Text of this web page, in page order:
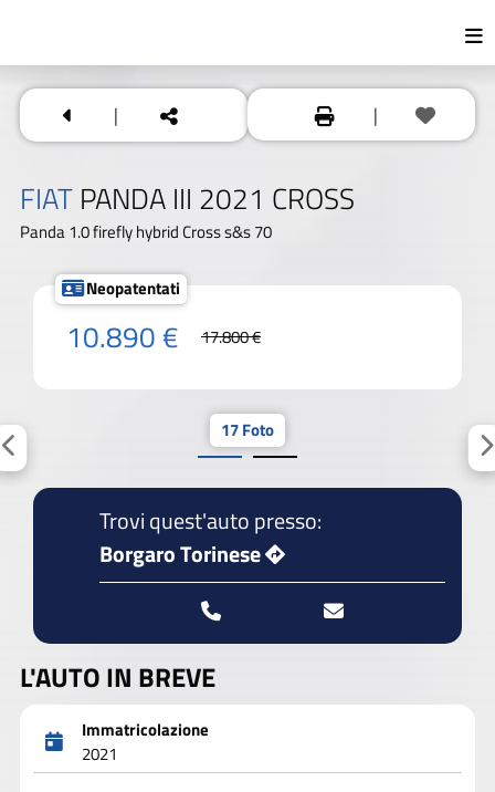
| |
FIAT PANDA III 2021 CROSS
Panda 1.0 firefly hybrid Cross s&s 70
Neopatentati
10.890 € 17.800 €
17 Foto
Trovi quest'auto presso:
Borgaro Torinese
L'AUTO IN BREVE
Immatricolazione
2021